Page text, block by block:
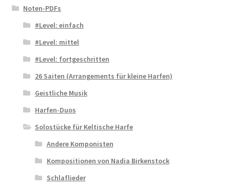
Noten-PDFs
#Level: einfach
#Level: mittel
#Level: fortgeschritten
26 Saiten (Arrangements für kleine Harfen)
Geistliche Musik
Harfen-Duos
Solostücke für Keltische Harfe
Andere Komponisten
Kompositionen von Nadia Birkenstock
Schlaflieder